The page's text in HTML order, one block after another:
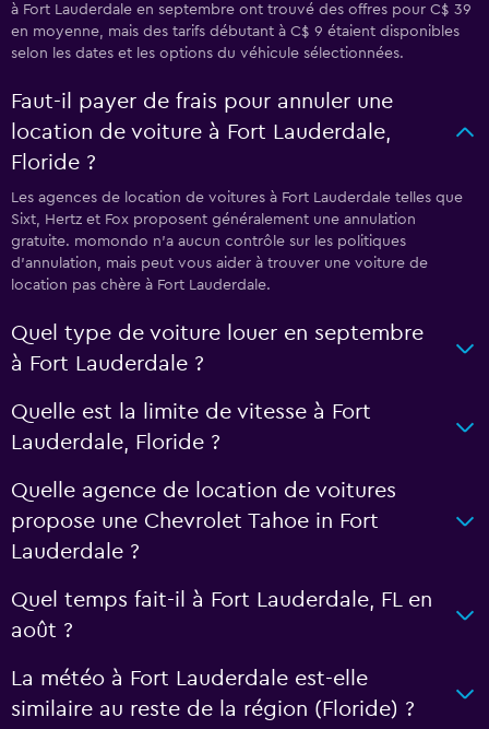
à Fort Lauderdale en septembre ont trouvé des offres pour C$ 39
en moyenne, mais des tarifs débutant à C$ 9 étaient disponibles
selon les dates et les options du véhicule sélectionnées.
Faut-il payer de frais pour annuler une
location de voiture à Fort Lauderdale,
Floride ?
Les agences de location de voitures à Fort Lauderdale telles que
Sixt, Hertz et Fox proposent généralement une annulation
gratuite. momondo n’a aucun contrôle sur les politiques
d’annulation, mais peut vous aider à trouver une voiture de
location pas chère à Fort Lauderdale.
Quel type de voiture louer en septembre
à Fort Lauderdale ?
Quelle est la limite de vitesse à Fort
Lauderdale, Floride ?
Quelle agence de location de voitures
propose une Chevrolet Tahoe in Fort
Lauderdale ?
Quel temps fait-il à Fort Lauderdale, FL en
août ?
La météo à Fort Lauderdale est-elle
similaire au reste de la région (Floride) ?